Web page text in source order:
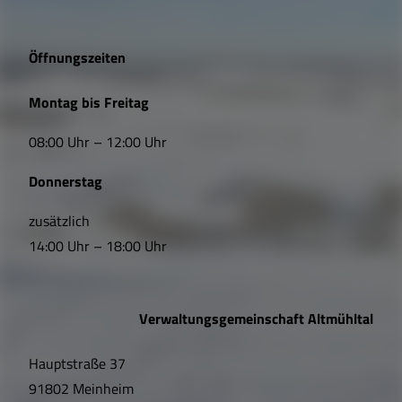
e
L
n
k
s
f
Öffnungszeiten
Montag bis Freitag
08:00 Uhr – 12:00 Uhr
Donnerstag
zusätzlich
14:00 Uhr – 18:00 Uhr
Verwaltungsgemeinschaft Altmühltal
Hauptstraße 37
91802 Meinheim